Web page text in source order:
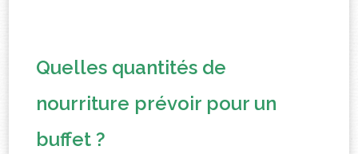
Quelles quantités de
nourriture prévoir pour un
buffet ?